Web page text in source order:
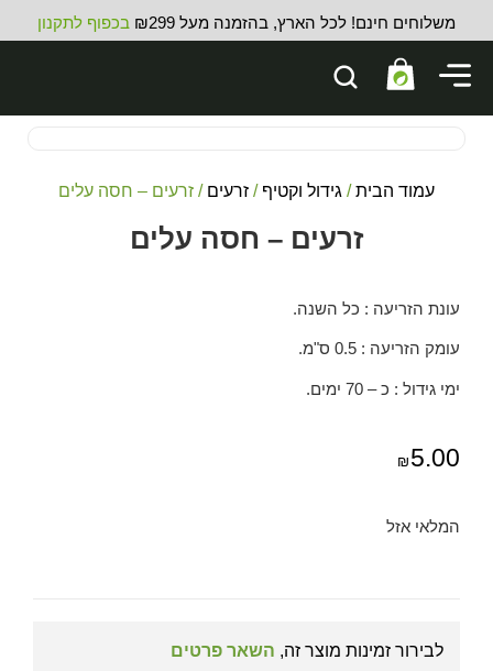
משלוחים חינם! לכל הארץ, בהזמנה מעל ₪299 בכפוף לתקנון
עמוד הבית/ גידול וקטיף / זרעים / זרעים – חסה עלים
זרעים – חסה עלים
עונת הזריעה : כל השנה.
עומק הזריעה : 0.5 ס"מ.
ימי גידול : כ – 70 ימים.
₪ 5.00
המלאי אזל
לבירור זמינות מוצר זה, השאר פרטים